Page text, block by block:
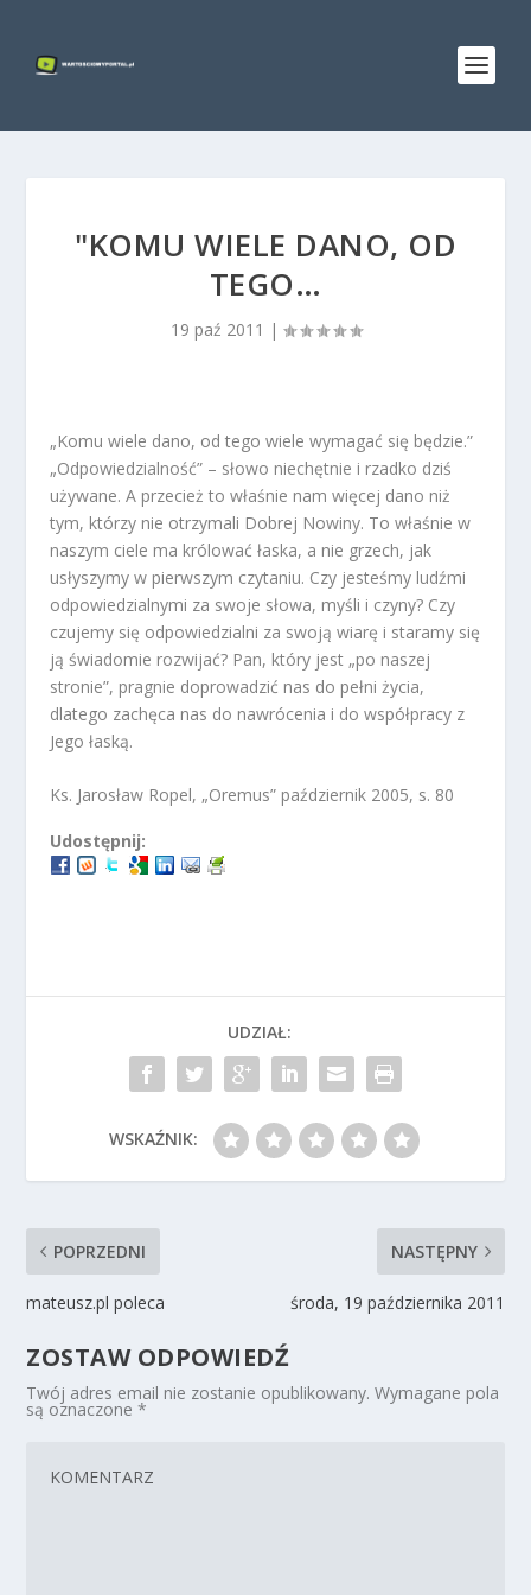
"KOMU WIELE DANO, OD
TEGO…
19 paź 2011 |
„Komu wiele dano, od tego wiele wymagać się będzie.”
„Odpowiedzialność” – słowo niechętnie i rzadko dziś
używane. A przecież to właśnie nam więcej dano niż
tym, którzy nie otrzymali Dobrej Nowiny. To właśnie w
naszym ciele ma królować łaska, a nie grzech, jak
usłyszymy w pierwszym czytaniu. Czy jesteśmy ludźmi
odpowiedzialnymi za swoje słowa, myśli i czyny? Czy
czujemy się odpowiedzialni za swoją wiarę i staramy się
ją świadomie rozwijać? Pan, który jest „po naszej
stronie”, pragnie doprowadzić nas do pełni życia,
dlatego zachęca nas do nawrócenia i do współpracy z
Jego łaską.
Ks. Jarosław Ropel, „Oremus” październik 2005, s. 80
Udostępnij:
UDZIAŁ:
WSKAŹNIK:
POPRZEDNI
mateusz.pl poleca
NASTĘPNY
środa, 19 października 2011
ZOSTAW ODPOWIEDŹ
Twój adres email nie zostanie opublikowany. Wymagane pola
są oznaczone*